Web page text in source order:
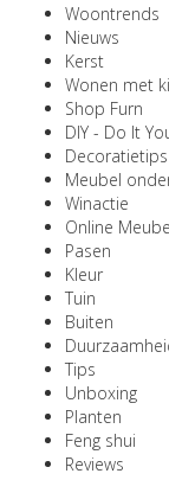
Woontrends
Nieuws
Kerst
Wonen met
Shop Furn
DIY - Do It
Decoratietips
Meubel
Winactie
Online
Pasen
Kleur
Tuin
Buiten
Tips
Unboxing
Planten
Feng shui
Reviews